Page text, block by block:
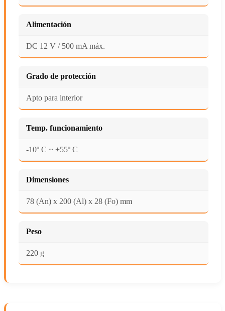
Alimentación
DC 12 V / 500 mA máx.
Grado de protección
Apto para interior
Temp. funcionamiento
-10º C ~ +55º C
Dimensiones
78 (An) x 200 (Al) x 28 (Fo) mm
Peso
220 g